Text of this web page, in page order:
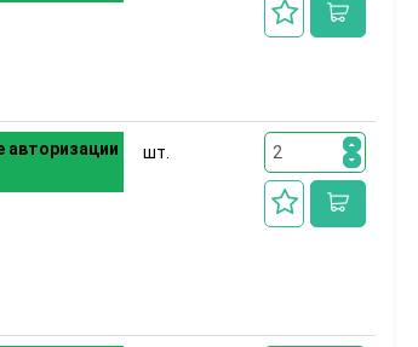
авторизации шт.